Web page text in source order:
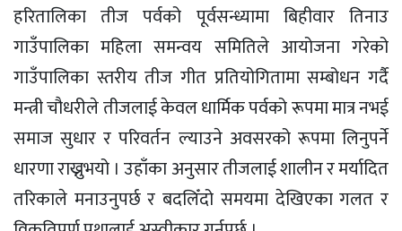
हरितालिका तीज पर्वको पूर्वसन्ध्यामा बिहीवार तिनाउ
गाउँपालिका महिला समन्वय समितिले आयोजना गरेको
गाउँपालिका स्तरीय तीज गीत प्रतियोगितामा सम्बोधन गर्दै
मन्त्री चौधरीले तीजलाई केवल धार्मिक पर्वको रूपमा मात्र नभई
समाज सुधार र परिवर्तन ल्याउने अवसरको रूपमा लिनुपर्ने
धारणा राख्नुभयो । उहाँका अनुसार तीजलाई शालीन र मर्यादित
तरिकाले मनाउनुपर्छ र बदलिँदो समयमा देखिएका गलत र